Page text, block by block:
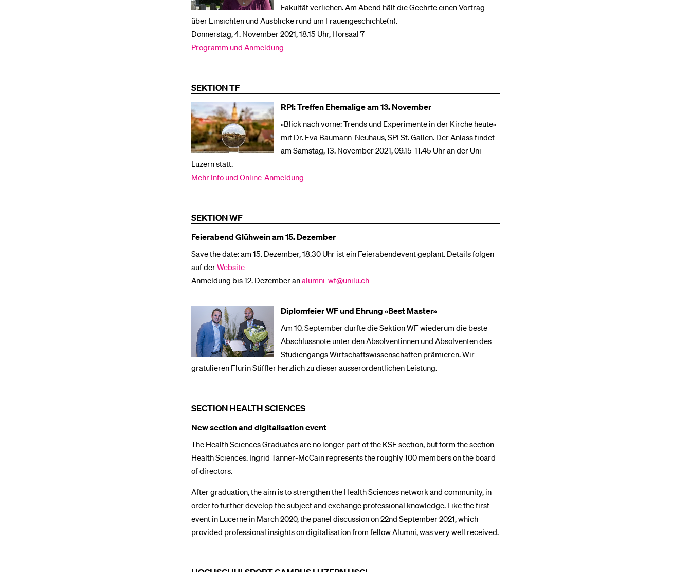
Fakultät verliehen. Am Abend hält die Geehrte einen Vortrag
über Einsichten und Ausblicke rund um Frauengeschichte(n).
Donnerstag, 4. November 2021, 18.15 Uhr, Hörsaal 7
Programm und Anmeldung
SEKTION TF
RPI: Treffen Ehemalige am 13. November
«Blick nach vorne: Trends und Experimente in der Kirche heute»
mit Dr. Eva Baumann-Neuhaus, SPI St. Gallen. Der Anlass findet
am Samstag, 13. November 2021, 09.15-11.45 Uhr an der Uni
Luzern statt.
Mehr Info und Online-Anmeldung
SEKTION WF
Feierabend Glühwein am 15. Dezember
Save the date: am 15. Dezember, 18.30 Uhr ist ein Feierabendevent geplant. Details folgen
auf derWebsite
Anmeldung bis 12. Dezember analumni-wf@unilu.ch
Diplomfeier WF und Ehrung «Best Master»
Am 10. September durfte die Sektion WF wiederum die beste
Abschlussnote unter den Absolventinnen und Absolventen des
Studiengangs Wirtschaftswissenschaften prämieren. Wir
gratulieren Flurin Stiffler herzlich zu dieser ausserordentlichen Leistung.
SECTION HEALTH SCIENCES
New section and digitalisation event
The Health Sciences Graduates are no longer part of the KSF section, but form the section
Health Sciences. Ingrid Tanner-McCain represents the roughly 100 members on the board
of directors.
After graduation, the aim is to strengthen the Health Sciences network and community, in
order to further develop the subject and exchange professional knowledge. Like the first
event in Lucerne in March 2020, the panel discussion on 22nd September 2021, which
provided professional insights on digitalisation from fellow Alumni, was very well received.